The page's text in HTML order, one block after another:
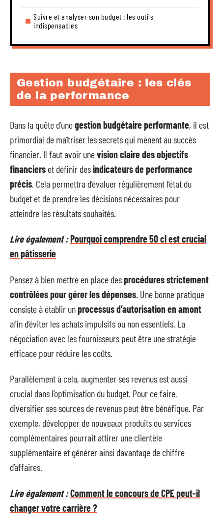
Suivre et analyser son budget : les outils
indispensables
Gestion budgétaire : les clés
de la performance
Dans la quête d’unegestion budgétaire performante, il est
primordial de maîtriser les secrets qui mènent au succès
financier. Il faut avoir unevision claire des objectifs
financiers et définir desindicateurs de performance
précis . Cela permettra d’évaluer régulièrement l’état du
budget et de prendre les décisions nécessaires pour
atteindre les résultats souhaités.
Lire également :Pourquoi comprendre 50 cl est crucial
en pâtisserie
Pensez à bien mettre en place desprocédures strictement
contrôlées pour gérer les dépenses . Une bonne pratique
consiste à établir unprocessus d’autorisation en amont
afin d’éviter les achats impulsifs ou non essentiels. La
négociation avec les fournisseurs peut être une stratégie
efficace pour réduire les coûts.
Parallèlement à cela, augmenter ses revenus est aussi
crucial dans l’optimisation du budget. Pour ce faire,
diversifier ses sources de revenus peut être bénéfique. Par
exemple, développer de nouveaux produits ou services
complémentaires pourrait attirer une clientèle
supplémentaire et générer ainsi davantage de chiffre
d’affaires.
Lire également :Comment le concours de CPE peut-il
changer votre carrière ?